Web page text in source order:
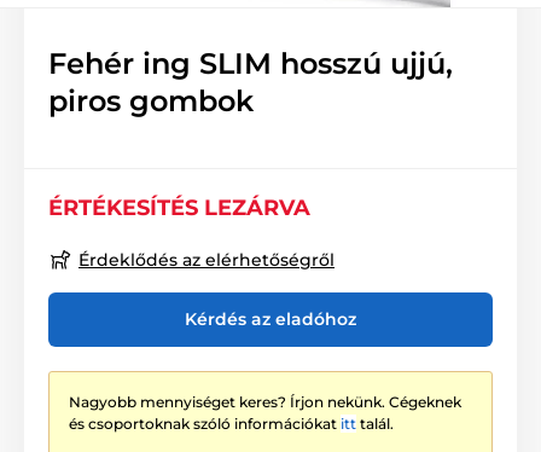
Fehér ing SLIM hosszú ujjú,
piros gombok
ÉRTÉKESÍTÉS LEZÁRVA
Érdeklődés az elérhetőségről
Kérdés az eladóhoz
Nagyobb mennyiséget keres? Írjon nekünk. Cégeknek
és csoportoknak szóló információkat itt talál.